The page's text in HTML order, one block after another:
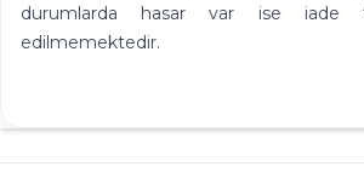
durumlarda hasar var ise iade
edilmemektedir.